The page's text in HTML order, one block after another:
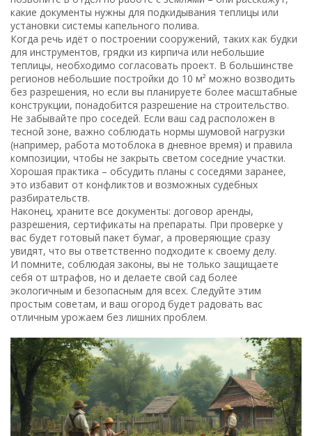
какие документы нужны для подкидывания теплицы или
установки системы капельного полива.
Когда речь идёт о построении сооружений, таких как будки
для инструментов, грядки из кирпича или небольшие
теплицы, необходимо согласовать проект. В большинстве
регионов небольшие постройки до 10 м² можно возводить
без разрешения, но если вы планируете более масштабные
конструкции, понадобится разрешение на строительство.
Не забывайте про соседей. Если ваш сад расположен в
тесной зоне, важно соблюдать нормы шумовой нагрузки
(например, работа мотоблока в дневное время) и правила
композиции, чтобы не закрыть светом соседние участки.
Хорошая практика – обсудить планы с соседями заранее,
это избавит от конфликтов и возможных судебных
разбирательств.
Наконец, храните все документы: договор аренды,
разрешения, сертификаты на препараты. При проверке у
вас будет готовый пакет бумаг, а проверяющие сразу
увидят, что вы ответственно подходите к своему делу.
И помните, соблюдая законы, вы не только защищаете
себя от штрафов, но и делаете свой сад более
экологичным и безопасным для всех. Следуйте этим
простым советам, и ваш огород будет радовать вас
отличным урожаем без лишних проблем.